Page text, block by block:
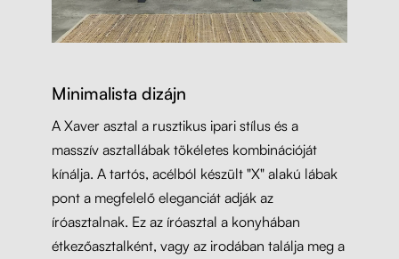
Minimalista dizájn
A Xaver asztal a rusztikus ipari stílus és a
masszív asztallábak tökéletes kombinációját
kínálja. A tartós, acélból készült "X" alakú lábak
pont a megfelelő eleganciát adják az
íróasztalnak. Ez az íróasztal a konyhában
étkezőasztalként, vagy az irodában találja meg a